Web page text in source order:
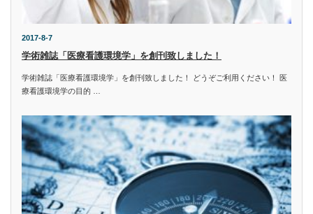
2017-8-7
学術雑誌「医療看護環境学」を創刊致しました！
学術雑誌「医療看護環境学」を創刊致しました！ どうぞご利用ください！ 医
療看護環境学の目的 …